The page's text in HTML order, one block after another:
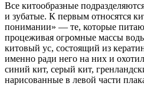
Все китообразные
и зубатые. К первым относятся
понимании» — те, которые
процеживая огромные массы
китовый ус, состоящий из
именно ради него на них и
синий кит, серый кит,
нарисованные в левой части